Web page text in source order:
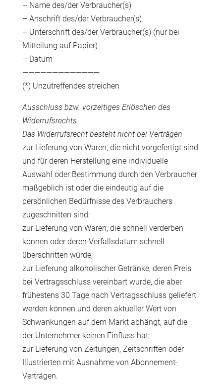
– Name des/der Verbraucher(s)
– Anschrift des/der Verbraucher(s)
– Unterschrift des/der Verbraucher(s) (nur bei
Mitteilung auf Papier)
– Datum
—————————————
(*) Unzutreffendes streichen
Ausschluss bzw. vorzeitiges Erlöschen des
Widerrufsrechts
Das Widerrufsrecht besteht nicht bei Verträgen
zur Lieferung von Waren, die nicht vorgefertigt sind
und für deren Herstellung eine individuelle
Auswahl oder Bestimmung durch den Verbraucher
maßgeblich ist oder die eindeutig auf die
persönlichen Bedürfnisse des Verbrauchers
zugeschnitten sind;
zur Lieferung von Waren, die schnell verderben
können oder deren Verfallsdatum schnell
überschritten würde;
zur Lieferung alkoholischer Getränke, deren Preis
bei Vertragsschluss vereinbart wurde, die aber
frühestens 30 Tage nach Vertragsschluss geliefert
werden können und deren aktueller Wert von
Schwankungen auf dem Markt abhängt, auf die
der Unternehmer keinen Einfluss hat;
zur Lieferung von Zeitungen, Zeitschriften oder
Illustrierten mit Ausnahme von Abonnement-
Verträgen.